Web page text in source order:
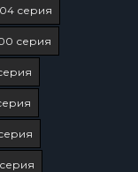
серия
серия